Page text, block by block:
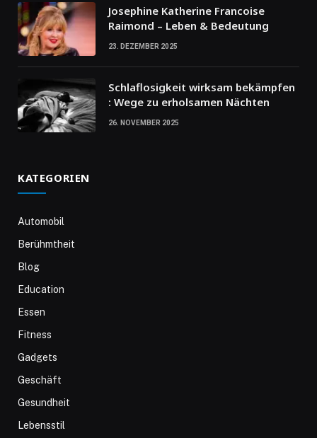
Josephine Katherine Francoise
Raimond – Leben & Bedeutung
23. DEZEMBER 2025
Schlaflosigkeit wirksam bekämpfen
: Wege zu erholsamen Nächten
26. NOVEMBER 2025
KATEGORIEN
Automobil
Berühmtheit
Blog
Education
Essen
Fitness
Gadgets
Geschäft
Gesundheit
Lebensstil